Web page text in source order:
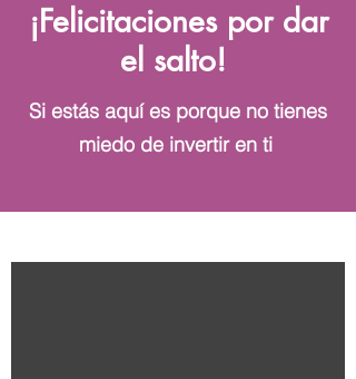
¡Felicitaciones por dar
el salto!
Si estás aquí es porque no tienes
miedo de invertir en ti